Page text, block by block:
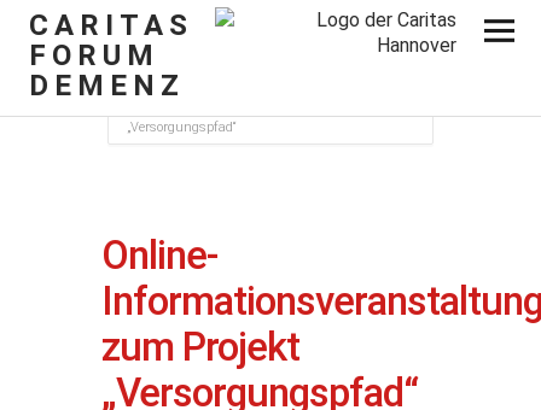
CARITAS
FORUM
DEMENZ
Home
„Versorgungspfad“
Online-
zum Projekt
„Versorgungspfad“